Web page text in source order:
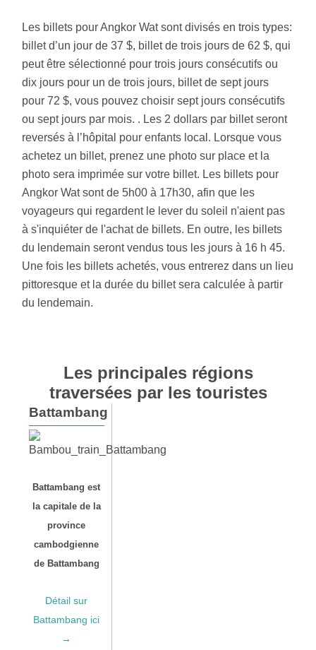
Les billets pour Angkor Wat sont divisés en trois types:
billet d’un jour de 37 $, billet de trois jours de 62 $, qui
peut être sélectionné pour trois jours consécutifs ou
dix jours pour un de trois jours, billet de sept jours
pour 72 $, vous pouvez choisir sept jours consécutifs
ou sept jours par mois. . Les 2 dollars par billet seront
reversés à l’hôpital pour enfants local. Lorsque vous
achetez un billet, prenez une photo sur place et la
photo sera imprimée sur votre billet. Les billets pour
Angkor Wat sont de 5h00 à 17h30, afin que les
voyageurs qui regardent le lever du soleil n'aient pas
à s'inquiéter de l'achat de billets. En outre, les billets
du lendemain seront vendus tous les jours à 16 h 45.
Une fois les billets achetés, vous entrerez dans un lieu
pittoresque et la durée du billet sera calculée à partir
du lendemain.
Les principales régions
traversées par les touristes
Battambang
Battambang est
la capitale de la
province
cambodgienne
de Battambang
Détail sur
Battambang ici
→